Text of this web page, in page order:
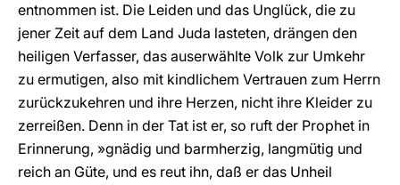
entnommen ist. Die Leiden und das Unglück, die zu
jener Zeit auf dem Land Juda lasteten, drängen den
heiligen Verfasser, das auserwählte Volk zur Umkehr
zu ermutigen, also mit kindlichem Vertrauen zum Herrn
zurückzukehren und ihre Herzen, nicht ihre Kleider zu
zerreißen. Denn in der Tat ist er, so ruft der Prophet in
Erinnerung, »gnädig und barmherzig, langmütig und
reich an Güte, und es reut ihn, daß er das Unheil